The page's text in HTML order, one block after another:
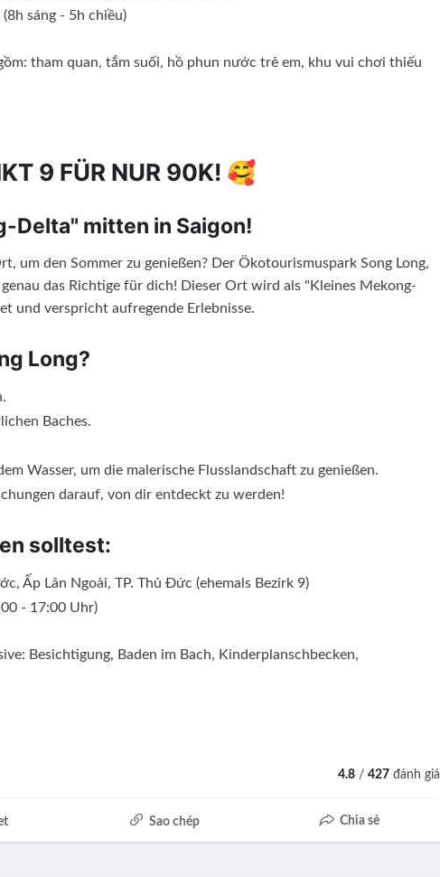
sáng - 5h chiều)
tham quan, tắm suối, hồ phun nước trẻ em, khu vui chơi thiếu
9 FÜR NUR 90K! 🥰
Delta" mitten in Saigon!
um den Sommer zu genießen? Der Ökotourismuspark Song Long,
das Richtige für dich! Dieser Ort wird als "Kleines Mekong-
und verspricht aufregende Erlebnisse.
Long?
Baches.
Wasser, um die malerische Flusslandschaft zu genießen.
darauf, von dir entdeckt zu werden!
solltest:
Ấp Lân Ngoài, TP. Thủ Đức (ehemals Bezirk 9)
- 17:00 Uhr)
Besichtigung, Baden im Bach, Kinderplanschbecken,
4.8 /427 đánh giá
Sao chép Chia sẻ